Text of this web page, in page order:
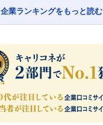
企業ランキングをもっと読む